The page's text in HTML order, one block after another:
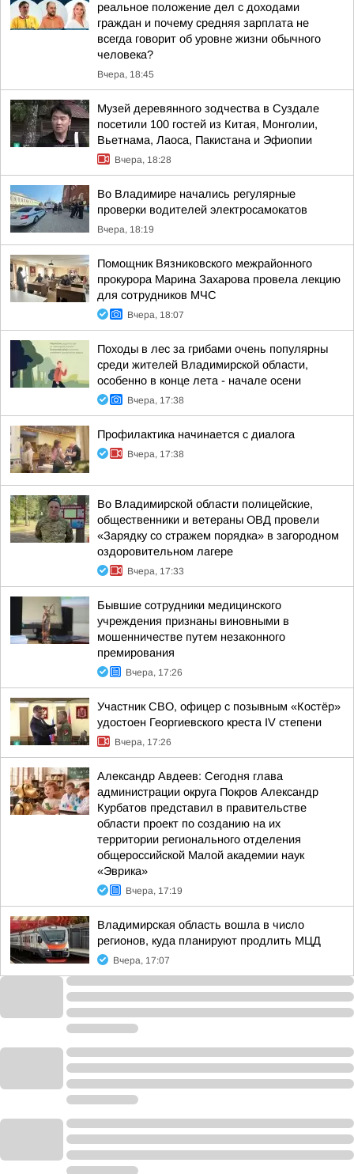
реальное положение дел с доходами
граждан и почему средняя зарплата не
всегда говорит об уровне жизни обычного
человека?
Вчера, 18:45
Музей деревянного зодчества в Суздале
посетили 100 гостей из Китая, Монголии,
Вьетнама, Лаоса, Пакистана и Эфиопии
Вчера, 18:28
Во Владимире начались регулярные
проверки водителей электросамокатов
Вчера, 18:19
Помощник Вязниковского межрайонного
прокурора Марина Захарова провела лекцию
для сотрудников МЧС
Вчера, 18:07
Походы в лес за грибами очень популярны
среди жителей Владимирской области,
особенно в конце лета - начале осени
Вчера, 17:38
Профилактика начинается с диалога
Вчера, 17:38
Во Владимирской области полицейские,
общественники и ветераны ОВД провели
«Зарядку со стражем порядка» в загородном
оздоровительном лагере
Вчера, 17:33
Бывшие сотрудники медицинского
учреждения признаны виновными в
мошенничестве путем незаконного
премирования
Вчера, 17:26
Участник СВО, офицер с позывным «Костёр»
удостоен Георгиевского креста IV степени
Вчера, 17:26
Александр Авдеев: Сегодня глава
администрации округа Покров Александр
Курбатов представил в правительстве
области проект по созданию на их
территории регионального отделения
общероссийской Малой академии наук
«Эврика»
Вчера, 17:19
Владимирская область вошла в число
регионов, куда планируют продлить МЦД
Вчера, 17:07